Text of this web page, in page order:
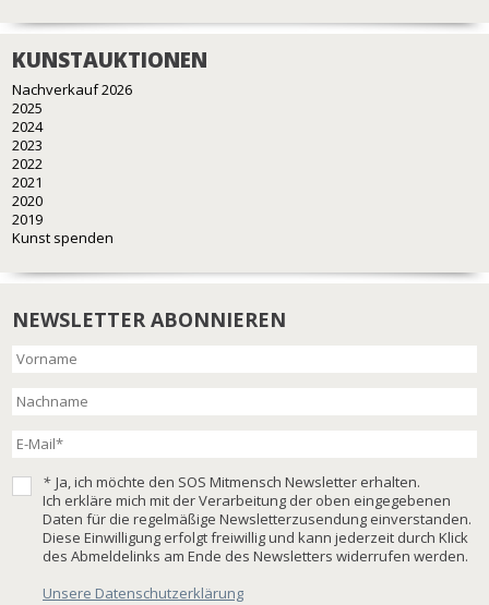
KUNSTAUKTIONEN
Nachverkauf 2026
2025
2024
2023
2022
2021
2020
2019
Kunst spenden
NEWSLETTER ABONNIEREN
* Ja, ich möchte den SOS Mitmensch Newsletter erhalten.
Ich erkläre mich mit der Verarbeitung der oben eingegebenen
Daten für die regelmäßige Newsletterzusendung einverstanden.
Diese Einwilligung erfolgt freiwillig und kann jederzeit durch Klick
des Abmeldelinks am Ende des Newsletters widerrufen werden.
Unsere Datenschutzerklärung